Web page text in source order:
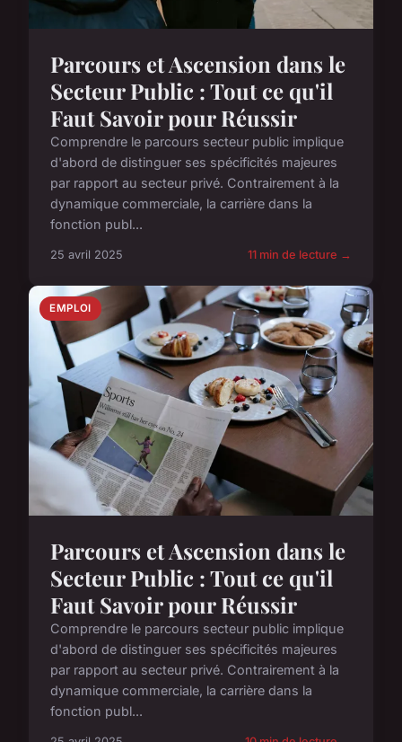
Parcours et Ascension dans le
Secteur Public : Tout ce qu'il
Faut Savoir pour Réussir
Comprendre le parcours secteur public implique
d'abord de distinguer ses spécificités majeures
par rapport au secteur privé. Contrairement à la
dynamique commerciale, la carrière dans la
fonction publ...
25 avril 2025 11 min de lecture →
EMPLOI
Parcours et Ascension dans le
Secteur Public : Tout ce qu'il
Faut Savoir pour Réussir
Comprendre le parcours secteur public implique
d'abord de distinguer ses spécificités majeures
par rapport au secteur privé. Contrairement à la
dynamique commerciale, la carrière dans la
fonction publ...